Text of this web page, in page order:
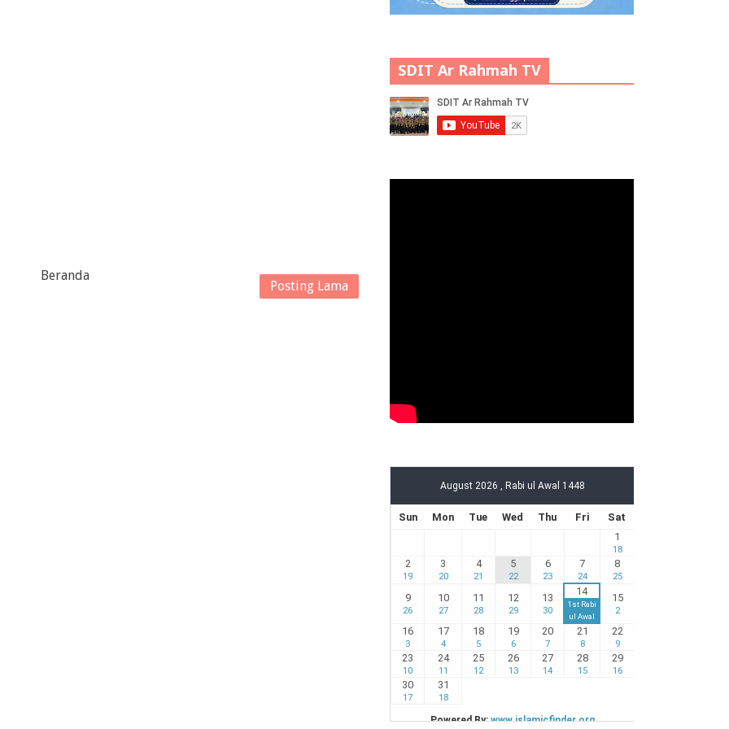
Posting Lama
Beranda
SDIT Ar Rahmah TV